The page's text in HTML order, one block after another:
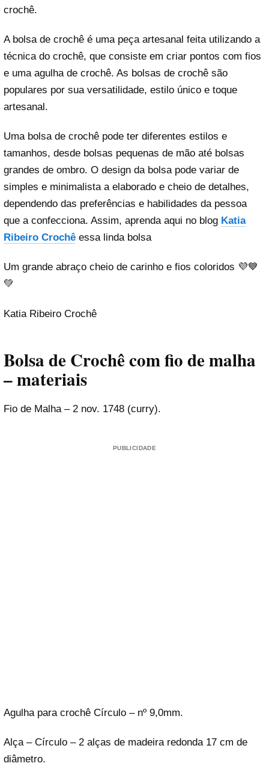
crochê.
A bolsa de crochê é uma peça artesanal feita utilizando a
técnica do crochê, que consiste em criar pontos com fios
e uma agulha de crochê. As bolsas de crochê são
populares por sua versatilidade, estilo único e toque
artesanal.
Uma bolsa de crochê pode ter diferentes estilos e
tamanhos, desde bolsas pequenas de mão até bolsas
grandes de ombro. O design da bolsa pode variar de
simples e minimalista a elaborado e cheio de detalhes,
dependendo das preferências e habilidades da pessoa
que a confecciona. Assim, aprenda aqui no blog Katia
Ribeiro Crochê essa linda bolsa
Um grande abraço cheio de carinho e fios coloridos 💜💙
💚
Katia Ribeiro Crochê
Bolsa de Crochê com fio de malha
– materiais
Fio de Malha – 2 nov. 1748 (curry).
PUBLICIDADE
Agulha para crochê Círculo – nº 9,0mm.
Alça – Círculo – 2 alças de madeira redonda 17 cm de
diâmetro.